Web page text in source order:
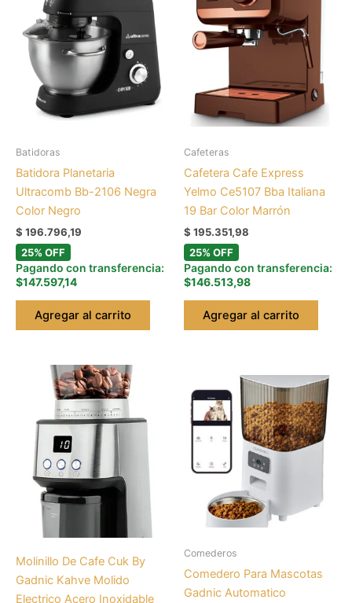
Batidoras
Batidora Planetaria
Ultracomb Bb-2106 Negra
Color Negro
$ 196.796,19
25% OFF
Pagando con transferencia:
$147.597,14
Agregar al carrito
Cafeteras
Cafetera Cafe Express
Yelmo Ce5107 Bba Italiana
19 Bar Color Marrón
$ 195.351,98
25% OFF
Pagando con transferencia:
$146.513,98
Agregar al carrito
Molinillo De Cafe Cuk By
Gadnic Kahve Molido
Electrico Acero Inoxidable
Comederos
Comedero Para Mascotas
Gadnic Automatico